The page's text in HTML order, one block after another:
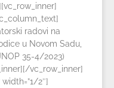
radovi na
u Novom Sadu,
35-4/2023)
vc_row_inner]
2″]